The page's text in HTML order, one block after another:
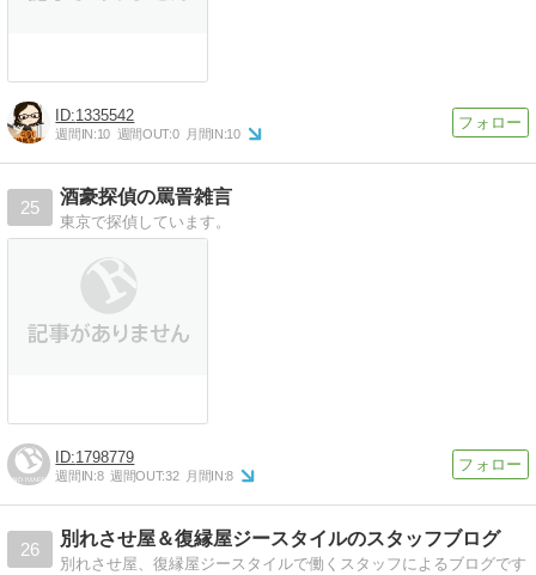
1335542
週間IN:10 週間OUT:0 月間IN:10
25
酒豪探偵の罵詈雑言
東京で探偵しています。
1798779
週間IN:8 週間OUT:32 月間IN:8
26
別れさせ屋＆復縁屋ジースタイルのスタッフブログ
別れさせ屋、復縁屋ジースタイルで働くスタッフによるブログです